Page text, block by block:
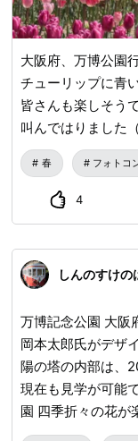
大阪府、万博公園
チューリップに青
皆さんも楽しそう
叫んではりました
春 フォトコ
4
しんのすけの
万博記念公園 大阪府吹田市
岡本太郎氏がデザ
陽の塔の内部は、
現在も見学が可能です。（予
園 四季折々の花が
「Osaka Free Wi-Fi」